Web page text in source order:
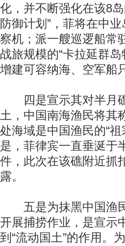
化，并不断强化在该8
防御计划”，菲将在中
察机；派一艘巡逻船常
战旅规模的“卡拉延群
增建可容纳海、空军船
四是宣示其对半月礁
土，中国南海渔民将其
处海域是中国渔民的“
是，菲律宾一直垂涎于
件，此次在该礁附近抓
露。
五是为抹黑中国渔民
开展捕捞作业，是宣示
到“流动国土”的作用。